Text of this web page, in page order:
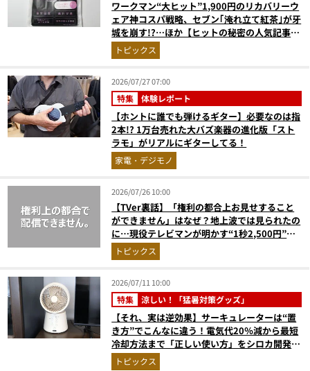
ワークマン“大ヒット”1,900円のリカバリーウ
ェア神コスパ戦略、セブン｢淹れ立て紅茶｣が牙
城を崩す!?…ほか【ヒットの秘密の人気記事ラ
ンキングベスト3】（2026年6月版）
トピックス
2026/07/27 07:00
特集 体験レポート
【ホントに誰でも弾けるギター】必要なのは指
2本!? 1万台売れた大バズ楽器の進化版「スト
ラモ」がリアルにギターしてる！
家電・デジモノ
2026/07/26 10:00
【TVer裏話】「権利の都合上お見せすること
ができません」はなぜ？地上波では見られたの
に…現役テレビマンが明かす“1秒2,500円”の
えげつない現実
トピックス
2026/07/11 10:00
特集 涼しい！「猛暑対策グッズ」
【それ、実は逆効果】サーキュレーターは“置
き方”でこんなに違う！電気代20％減から最短
冷却方法まで「正しい使い方」をシロカ開発本
部長が伝授
トピックス